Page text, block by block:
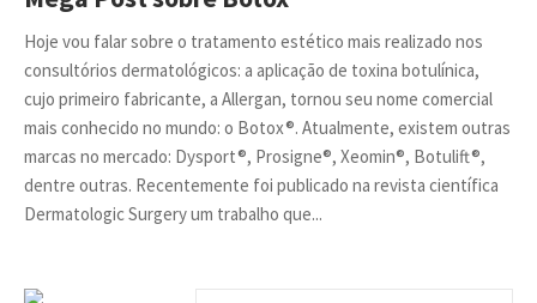
Hoje vou falar sobre o tratamento estético mais realizado nos
consultórios dermatológicos: a aplicação de toxina botulínica,
cujo primeiro fabricante, a Allergan, tornou seu nome comercial
mais conhecido no mundo: o Botox®. Atualmente, existem outras
marcas no mercado: Dysport®, Prosigne®, Xeomin®, Botulift®,
dentre outras. Recentemente foi publicado na revista científica
Dermatologic Surgery um trabalho que...